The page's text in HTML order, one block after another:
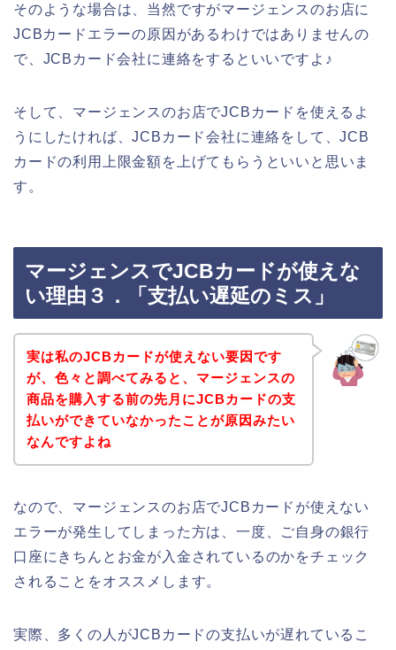
そのような場合は、当然ですがマージェンスのお店に
JCBカードエラーの原因があるわけではありませんの
で、JCBカード会社に連絡をするといいですよ♪
そして、マージェンスのお店でJCBカードを使えるよ
うにしたければ、JCBカード会社に連絡をして、JCB
カードの利用上限金額を上げてもらうといいと思いま
す。
マージェンスでJCBカードが使えな
い理由３．「支払い遅延のミス」
実は私のJCBカードが使えない要因です
が、色々と調べてみると、マージェンスの
商品を購入する前の先月にJCBカードの支
払いができていなかったことが原因みたい
なんですよね
なので、マージェンスのお店でJCBカードが使えない
エラーが発生してしまった方は、一度、ご自身の銀行
口座にきちんとお金が入金されているのかをチェック
されることをオススメします。
実際、多くの人がJCBカードの支払いが遅れているこ